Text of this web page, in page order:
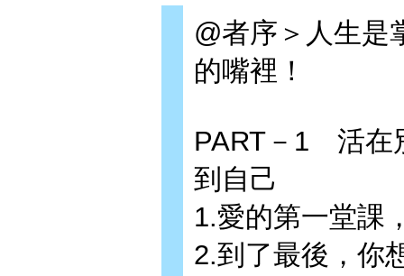
@者序＞人生是
的嘴裡！
PART－1 活在
到自己
1.愛的第一堂課
2.到了最後，你